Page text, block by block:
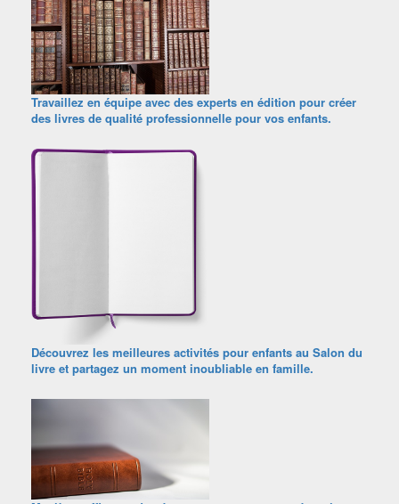
Travaillez en équipe avec des experts en édition pour créer
des livres de qualité professionnelle pour vos enfants.
Découvrez les meilleures activités pour enfants au Salon du
livre et partagez un moment inoubliable en famille.